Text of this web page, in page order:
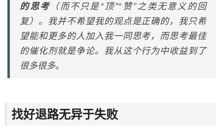
的思考 （而不只是“顶”“赞”之类无意义的回
复）。我并不希望我的观点是正确的，我只希
望能和更多的人加入我一同思考，而思考最佳
的催化剂就是争论。我从这个行为中收益到了
很多很多。
找好退路无异于失败